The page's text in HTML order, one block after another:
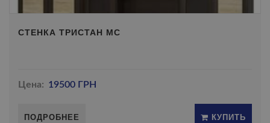
СТЕНКА ТРИСТАН МС
Цена: 19500 ГРН
ПОДРОБНЕЕ КУПИТЬ